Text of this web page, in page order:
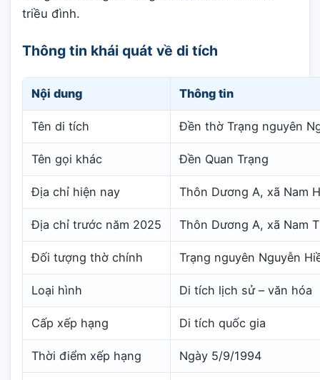
triều đình.
Thông tin khái quát về di tích
Nội dung Thông tin
Tên di tích Đền thờ Trạng nguyên
Tên gọi khác Đền Quan Trạng
Địa chỉ hiện nay Thôn Dương A, xã Nam
Địa chỉ trước năm 2025 Thôn Dương A, xã Nam
Đối tượng thờ chính Trạng nguyên Nguyễn
Loại hình Di tích lịch sử – văn hóa
Cấp xếp hạng Di tích quốc gia
Thời điểm xếp hạng Ngày 5/9/1994